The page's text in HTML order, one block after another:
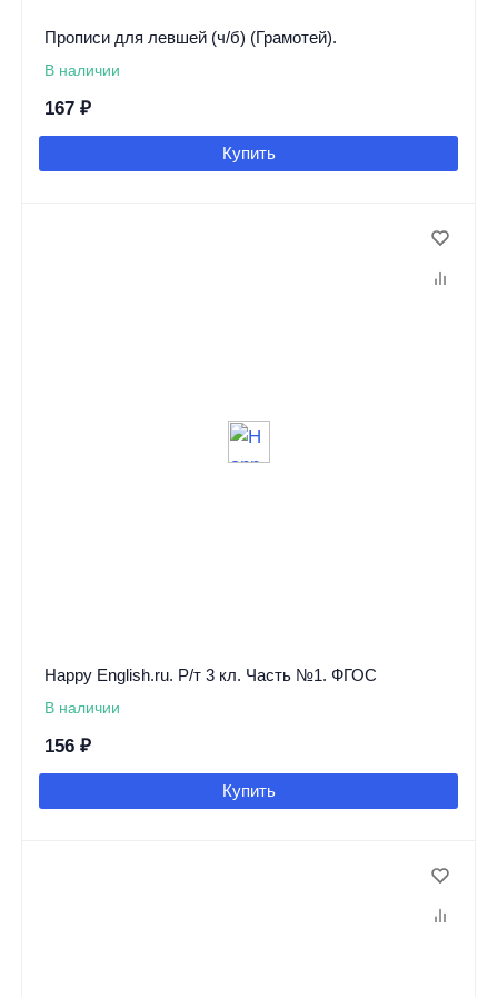
Прописи для левшей (ч/б) (Грамотей).
В наличии
167 ₽
Купить
Happy English.ru. Р/т 3 кл. Часть №1. ФГОС
В наличии
156 ₽
Купить